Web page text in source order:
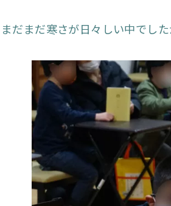
まだまだ寒さが日々しい中でし